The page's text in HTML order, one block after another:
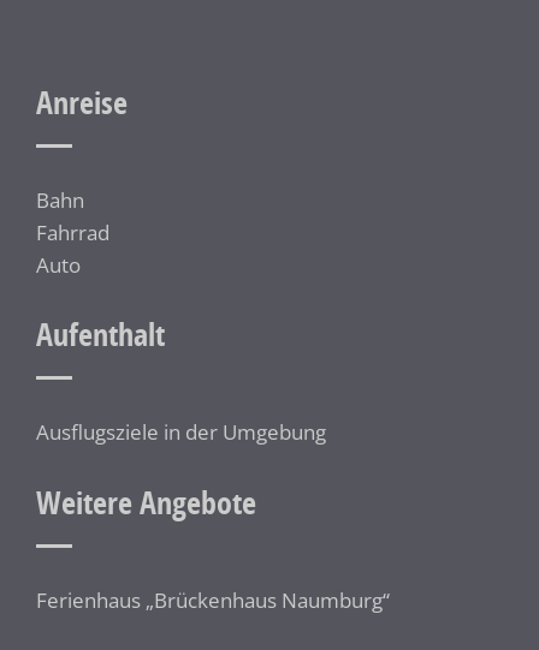
Anreise
Bahn
Fahrrad
Auto
Aufenthalt
Ausflugsziele in der Umgebung
Weitere Angebote
Ferienhaus „Brückenhaus Naumburg“